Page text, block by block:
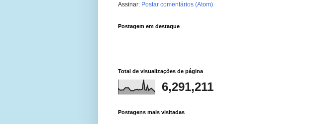
Assinar: Postar comentários (Atom)
Postagem em destaque
Total de visualizações de página
6,291,211
Postagens mais visitadas